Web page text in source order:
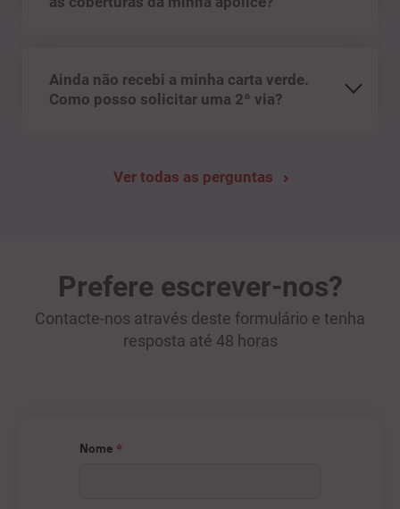
Ainda não recebi a minha carta verde.
Como posso solicitar uma 2ª via?
Ver todas as perguntas
Prefere escrever-nos?
Contacte-nos através deste formulário e tenha
resposta até 48 horas